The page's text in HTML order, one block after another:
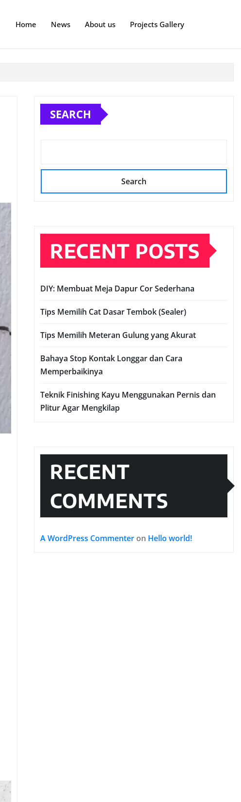
Home News About us Projects Gallery
SEARCH
Search
RECENT POSTS
DIY: Membuat Meja Dapur Cor Sederhana
Tips Memilih Cat Dasar Tembok (Sealer)
Tips Memilih Meteran Gulung yang Akurat
Bahaya Stop Kontak Longgar dan Cara
Memperbaikinya
Teknik Finishing Kayu Menggunakan Pernis dan
Plitur Agar Mengkilap
RECENT
COMMENTS
A WordPress Commenter on Hello world!